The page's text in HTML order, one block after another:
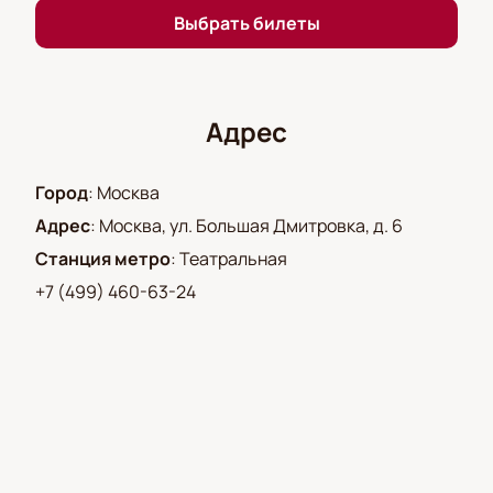
Выбрать билеты
Адрес
Город: Москва
Адрес: Москва, ул. Большая Дмитровка, д. 6
Станция метро:Театральная
+7 (499) 460-63-24